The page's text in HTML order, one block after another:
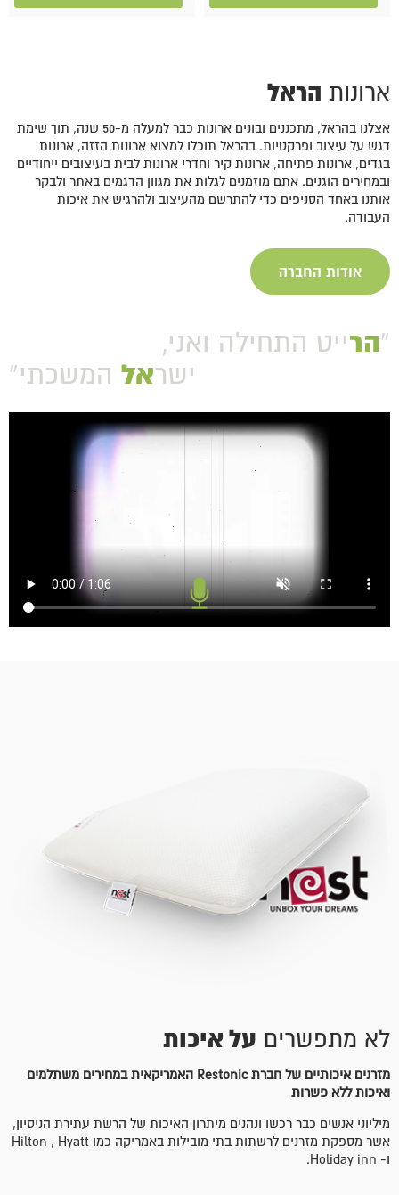
ארונות הראל
אצלנו בהראל, מתכננים ובונים ארונות כבר למעלה מ-50 שנה, תוך שימת
דגש על עיצוב ופרקטיות. בהראל תוכלו למצוא ארונות הזזה, ארונות
בגדים, ארונות פתיחה, ארונות קיר וחדרי ארונות לבית בעיצובים ייחודיים
ובמחירים הוגנים. אתם מוזמנים לגלות את מגוון הדגמים באתר ולבקר
אותנו באחד הסניפים כדי להתרשם מהעיצוב ולהרגיש את איכות
העבודה.
אודות החברה
“הרייט התחילה ואני,
ישראל המשכתי”
לא מתפשרים על איכות
מזרנים איכותיים של חברת Restonic האמריקאית במחירים משתלמים
ואיכות ללא פשרות
מיליוני אנשים כבר רכשו ונהנים מיתרון האיכות של הרשת עתירת הניסיון,
אשר מספקת מזרנים לרשתות בתי מובילות באמריקה כמו Hilton , Hyatt
ו- Holiday inn.